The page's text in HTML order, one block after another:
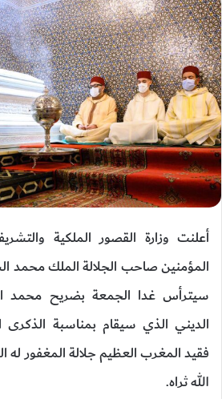
أعلنت وزارة القصور الملكية
المؤمنين صاحب الجلالة الملك محمد
سيترأس غدا الجمعة بضريح محمد
الديني الذي سيقام بمناسبة الذكرى
فقيد المغرب العظيم جلالة المغفور
الله ثراه.